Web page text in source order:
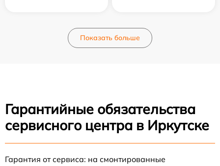
Показать больше
Гарантийные обязательства
сервисного центра в Иркутске
Гарантия от сервиса: на смонтированные